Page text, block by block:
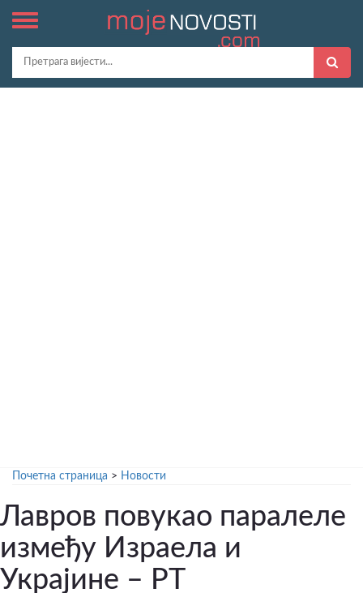
Почетна страница > Новости
Лавров повукао паралеле
између Израела и
Украјине – РТ